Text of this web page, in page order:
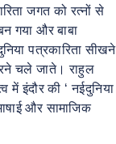
जगत को रत्नों से
गया और बाबा
पत्रकारिता सीखने
चले जाते। राहुल
में इंदौर की ‘ नईदुनिया
और सामाजिक